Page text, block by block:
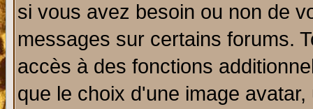
si vous avez besoin ou non de
messages sur certains forums.
accès à des fonctions
que le choix d'une image